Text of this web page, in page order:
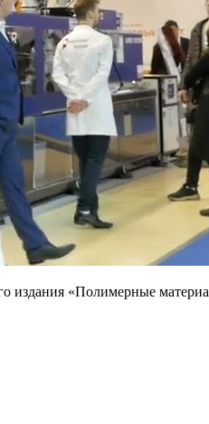
издания «Полимерные